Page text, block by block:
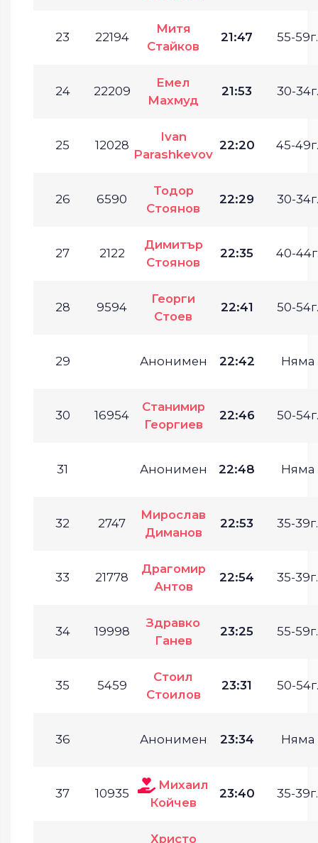
23 22194
Митя
Стайков
21:47 55-59г.
24 22209
Емел
Махмуд
21:53 30-34г.
25 12028
Ivan
Parashkevov
22:20 45-49г.
26 6590
Тодор
Стоянов
22:29 30-34г.
27 2122
Димитър
Стоянов
22:35 40-
28 9594
Георги
Стоев
22:41 50-54г.
29 Анонимен 22:42 Няма
30 16954
Станимир
Георгиев
22:46 50-54г.
31 Анонимен 22:48 Няма
32 2747
Мирослав
Диманов
22:53 35-39г.
33 21778
Драгомир
Антов
22:54 35-39г.
34 19998
Здравко
Ганев
23:25 55-59г.
35 5459
Стоил
Стоилов
23:31 50-54г.
36 Анонимен 23:34 Няма
37 10935
Михаил
Койчев
23:40 35-39г.
Христо